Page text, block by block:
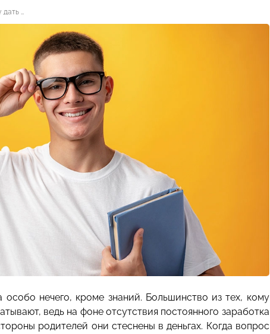
дать …
особо нечего, кроме знаний. Большинство из тех, кому
ведь на фоне отсутствия постоянного заработка
родителей они стеснены в деньгах. Когда вопрос